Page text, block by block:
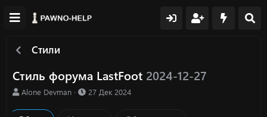
Стили
Стиль форума LastFoot 2024-12-27
А
т
Alone Devman
Д
27 Дек 2024